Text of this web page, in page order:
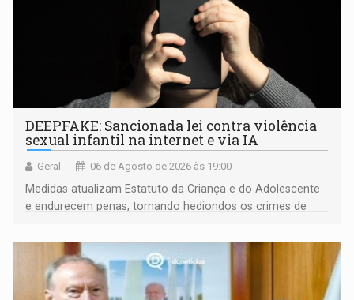
DEEPFAKE: Sancionada lei contra violência
sexual infantil na internet e via IA
Geral 06 de Agosto de 2026 às 19:00
Medidas atualizam Estatuto da Criança e do Adolescente
e endurecem penas, tornando hediondos os crimes de